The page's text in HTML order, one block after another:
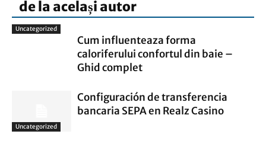
de la același autor
Uncategorized
Cum influenteaza forma
caloriferului confortul din baie –
Ghid complet
Uncategorized
Configuración de transferencia
bancaria SEPA en Realz Casino